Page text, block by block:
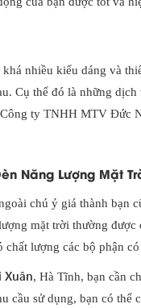
nhiều kiểu dáng và
Cụ thể đó là những
ty TNHH MTV Đức
Năng Lượng Mặt
chú ý giá thành bạn
mặt trời thường
lượng các bộ phận
, Hà Tĩnh, bạn cần
cầu sử dụng, bạn có